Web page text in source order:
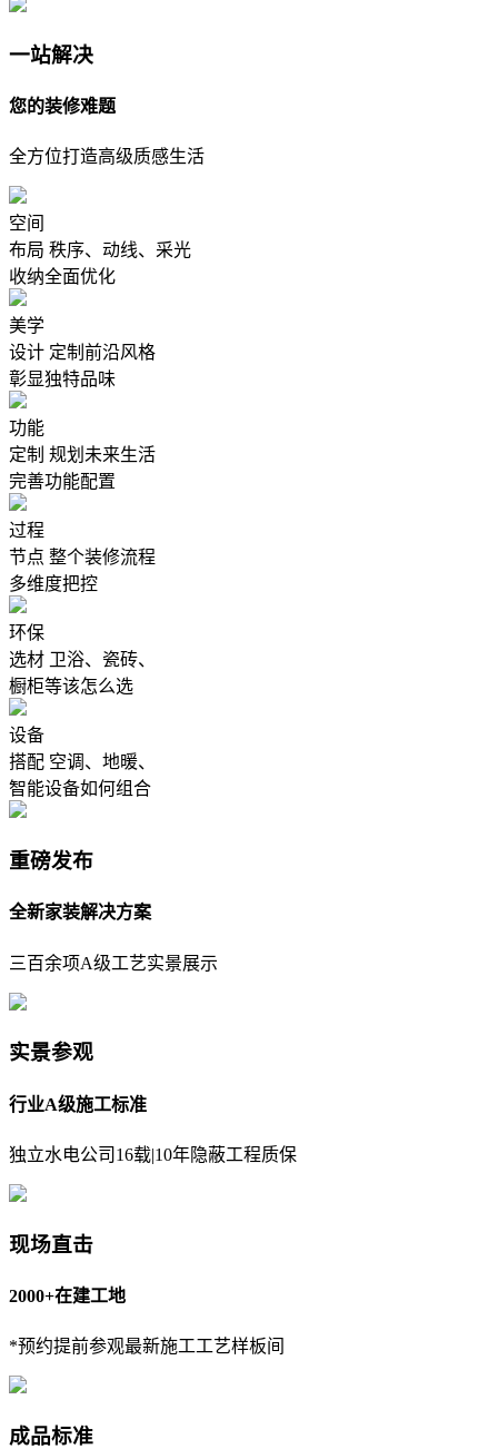
一站解决
您的装修难题
全方位打造高级质感生活
空间
布局 秩序、动线、采光
收纳全面优化
美学
设计 定制前沿风格
彰显独特品味
功能
定制 规划未来生活
完善功能配置
过程
节点 整个装修流程
多维度把控
环保
选材 卫浴、瓷砖、
橱柜等该怎么选
设备
搭配 空调、地暖、
智能设备如何组合
重磅发布
全新家装解决方案
三百余项A级工艺实景展示
实景参观
行业A级施工标准
独立水电公司16载|10年隐蔽工程质保
现场直击
2000+在建工地
*预约提前参观最新施工工艺样板间
成品标准